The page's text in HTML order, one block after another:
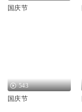
国庆节
543
国庆节